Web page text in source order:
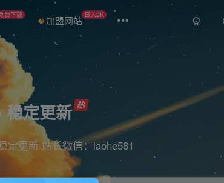
费下载 加盟网站 日入2K
定更新
定更新 站长微信：laohe581